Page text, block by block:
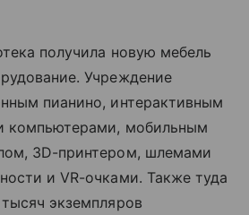
получила новую мебель
Учреждение
пианино, интерактивным
компьютерами, мобильным
3D-принтером, шлемами
и VR-очками. Также туда
экземпляров